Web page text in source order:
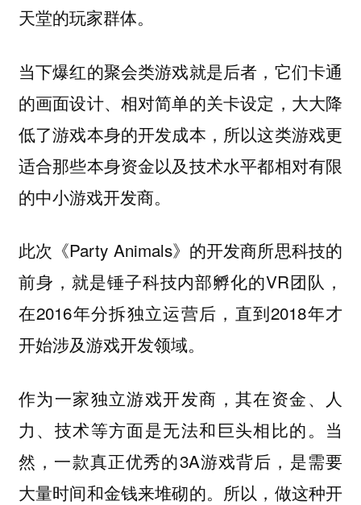
天堂的玩家群体。
当下爆红的聚会类游戏就是后者，它们卡通
的画面设计、相对简单的关卡设定，大大降
低了游戏本身的开发成本，所以这类游戏更
适合那些本身资金以及技术水平都相对有限
的中小游戏开发商。
此次《Party Animals》的开发商所思科技的
前身，就是锤子科技内部孵化的VR团队，
在2016年分拆独立运营后，直到2018年才
开始涉及游戏开发领域。
作为一家独立游戏开发商，其在资金、人
力、技术等方面是无法和巨头相比的。当
然，一款真正优秀的3A游戏背后，是需要
大量时间和金钱来堆砌的。所以，做这种开